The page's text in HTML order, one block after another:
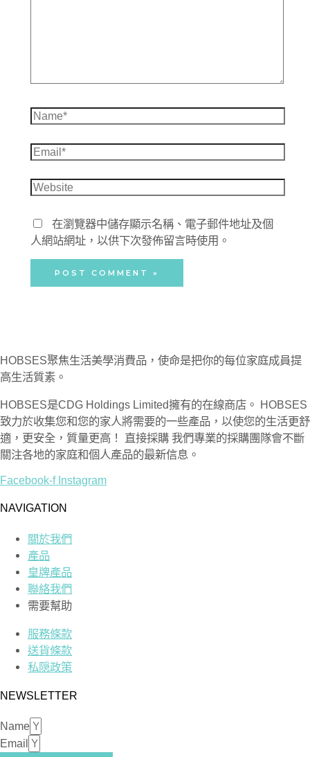
Name*
Email*
Website
在瀏覽器中儲存顯示名稱、電子郵件地址及個
人網站網址，以供下次發佈留言時使用。
HOBSES聚焦生活美學消費品，使命是把你的每位家庭成員提
高生活質素。
HOBSES是CDG Holdings Limited擁有的在線商店。 HOBSES
致力於收集您和您的家人將需要的一些產品，以使您的生活更舒
適，更安全，質量更高！ 直接採購 我們專業的採購團隊會不斷
關注各地的家庭和個人產品的最新信息。
Facebook-f Instagram
NAVIGATION
關於我們
產品
皇牌產品
聯絡我們
需要幫助
服務條款
送貨條款
私隠政策
NEWSLETTER
Name
Email